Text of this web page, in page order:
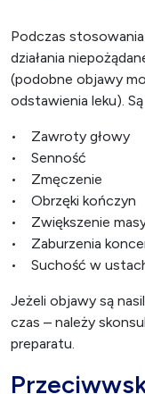
Podczas
działania
(podobne objawy
odstawienia leku).
• Zawroty głowy
• Senność
• Zmęczenie
• Obrzęki kończyn
• Zwiększenie masy
• Zaburzenia
• Suchość w
Jeżeli objawy są
czas – należy
preparatu.